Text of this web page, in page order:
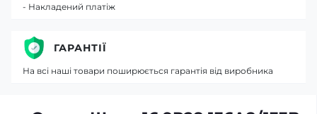
- Накладений платіж
ГАРАНТІЇ
На всі наші товари поширюється гарантія від виробника